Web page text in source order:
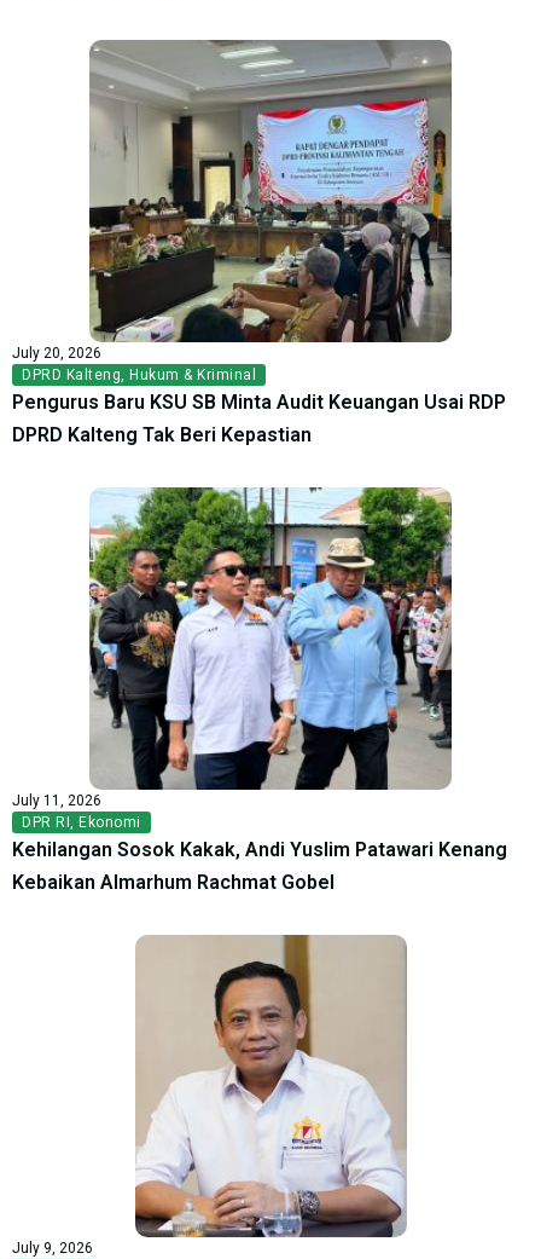
July 20, 2026
DPRD Kalteng, Hukum & Kriminal
Pengurus Baru KSU SB Minta Audit Keuangan Usai RDP
DPRD Kalteng Tak Beri Kepastian
July 11, 2026
DPR RI , Ekonomi
Kehilangan Sosok Kakak, Andi Yuslim Patawari Kenang
Kebaikan Almarhum Rachmat Gobel
July 9, 2026